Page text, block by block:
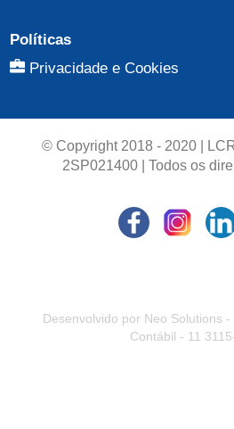
Políticas
Privacidade e Cookies
© Copyright 2018 - 2020 |
2SP021400 | Todos os
Desenvolvido por Neo Solutions
Contábil - 11